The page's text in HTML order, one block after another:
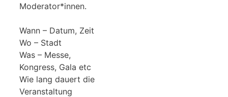
Moderator*innen.
Wann – Datum, Zeit
Wo – Stadt
Was – Messe,
Kongress, Gala etc
Wie lang dauert die
Veranstaltung